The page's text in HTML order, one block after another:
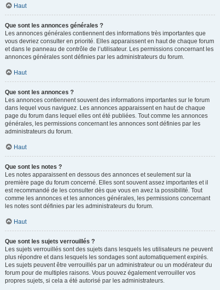
Haut
Que sont les annonces générales ?
Les annonces générales contiennent des informations très importantes que
vous devriez consulter en priorité. Elles apparaissent en haut de chaque forum
et dans le panneau de contrôle de l’utilisateur. Les permissions concernant les
annonces générales sont définies par les administrateurs du forum.
Haut
Que sont les annonces ?
Les annonces contiennent souvent des informations importantes sur le forum
dans lequel vous naviguez. Les annonces apparaissent en haut de chaque
page du forum dans lequel elles ont été publiées. Tout comme les annonces
générales, les permissions concernant les annonces sont définies par les
administrateurs du forum.
Haut
Que sont les notes ?
Les notes apparaissent en dessous des annonces et seulement sur la
première page du forum concerné. Elles sont souvent assez importantes et il
est recommandé de les consulter dès que vous en avez la possibilité. Tout
comme les annonces et les annonces générales, les permissions concernant
les notes sont définies par les administrateurs du forum.
Haut
Que sont les sujets verrouillés ?
Les sujets verrouillés sont des sujets dans lesquels les utilisateurs ne peuvent
plus répondre et dans lesquels les sondages sont automatiquement expirés.
Les sujets peuvent être verrouillés par un administrateur ou un modérateur du
forum pour de multiples raisons. Vous pouvez également verrouiller vos
propres sujets, si cela a été autorisé par les administrateurs.